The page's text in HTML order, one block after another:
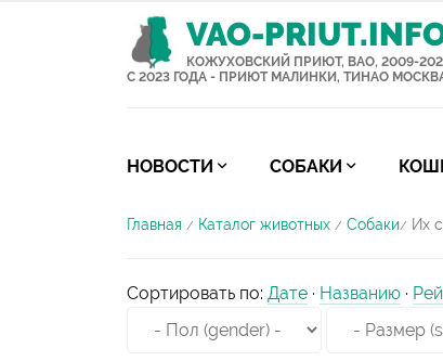
VAO-
КОЖУХОВСКИЙ ПРИЮТ, ВАО, 2009-
С 2023 ГОДА - ПРИЮТ МАЛИНКИ, ТИНАО
НОВОСТИ СОБАКИ
Главная / Каталог животных / Собаки/ Их
Сортировать по: Дате · Названию ·